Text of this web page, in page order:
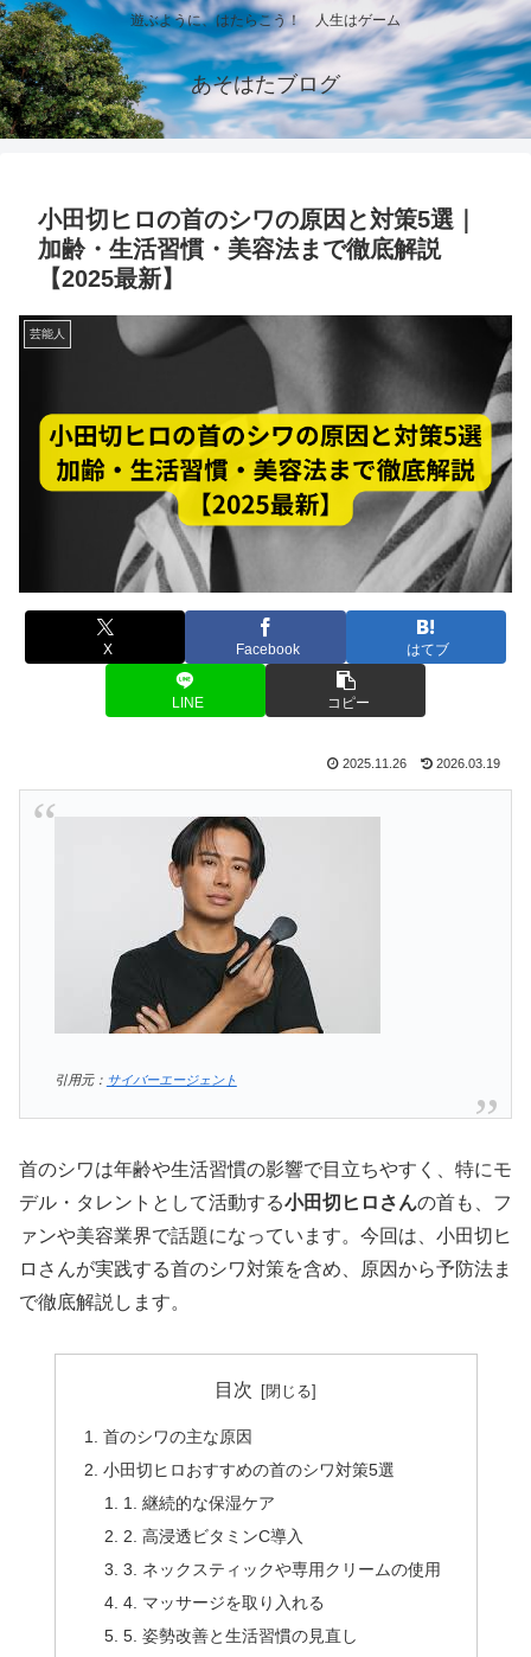
遊ぶように、はたらこう！ 人生はゲーム
あそはたブログ
小田切ヒロの首のシワの原因と対策5選｜
加齢・生活習慣・美容法まで徹底解説
【2025最新】
芸能人
X Facebook はてブ
LINE コピー
2025.11.26 2026.03.19
引用元： サイバーエージェント
首のシワは年齢や生活習慣の影響で目立ちやすく、特にモ
デル・タレントとして活動する小田切ヒロさんの首も、フ
ァンや美容業界で話題になっています。今回は、小田切ヒ
ロさんが実践する首のシワ対策を含め、原因から予防法ま
で徹底解説します。
目次
首のシワの主な原因
小田切ヒロおすすめの首のシワ対策5選
1. 継続的な保湿ケア
2. 高浸透ビタミンC導入
3. ネックスティックや専用クリームの使用
4. マッサージを取り入れる
5. 姿勢改善と生活習慣の見直し